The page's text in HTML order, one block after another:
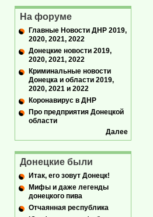
На форуме
Главные Новости ДНР 2019,
2020, 2021, 2022
Донецкие новости 2019,
2020, 2021, 2022
Криминальные новости
Донецка и области 2019,
2020, 2021 и 2022
Коронавирус в ДНР
Про предприятия Донецкой
области
Далее
Донецкие были
Итак, его зовут Донецк!
Мифы и даже легенды
донецкого пива
Отчаянная республика